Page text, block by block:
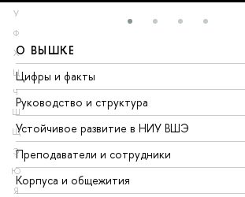
У
Ф
Х
Ц
Ч
Ш
Щ
Э
Ю
Я
О ВЫШКЕ
Цифры и факты
Руководство и структура
Устойчивое развитие в НИУ ВШЭ
Преподаватели и сотрудники
Корпуса и общежития